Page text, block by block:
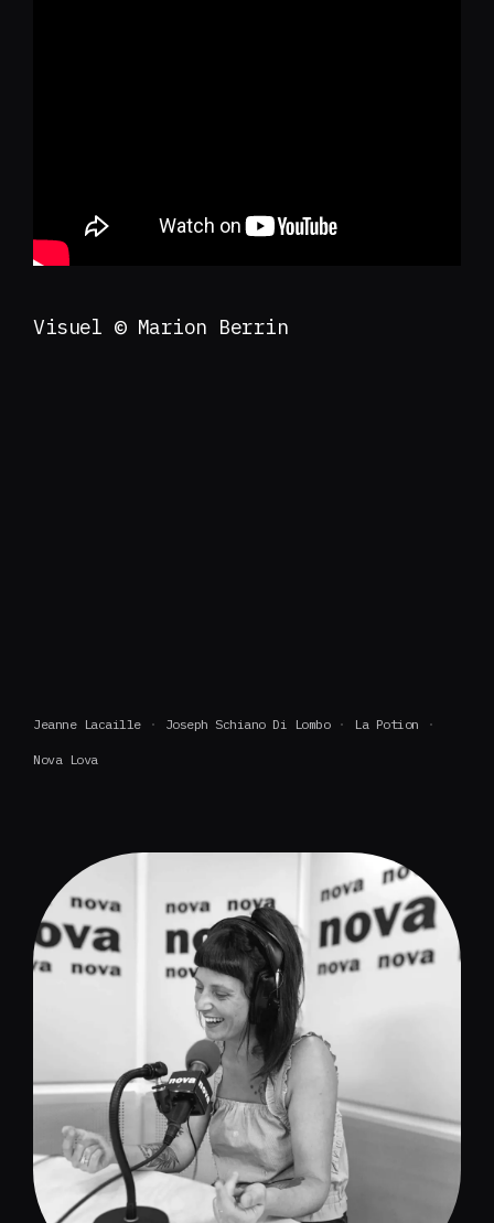
Visuel © Marion Berrin
Jeanne Lacaille Joseph Schiano Di Lombo La Potion
Nova Lova